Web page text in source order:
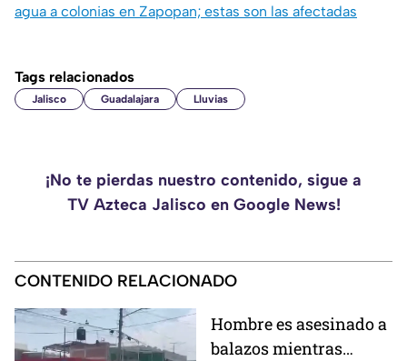
agua a colonias en Zapopan; estas son las afectadas
Tags relacionados
Jalisco Guadalajara Lluvias
¡No te pierdas nuestro contenido, sigue a
TV Azteca Jalisco en Google News!
CONTENIDO RELACIONADO
Hombre es asesinado a
balazos mientras